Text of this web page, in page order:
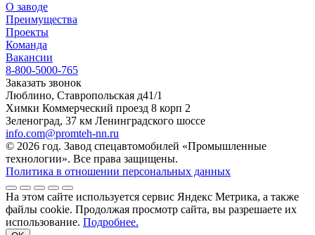
О заводе
Преимущества
Проекты
Команда
Вакансии
8-800-5000-765
Заказать звонок
Люблино, Ставропольская д41/1
Химки Коммерческий проезд 8 корп 2
Зеленоград, 37 км Ленинградского шоссе
info.com@promteh-nn.ru
© 2026 год. Завод спецавтомобилей «Промышленные
технологии». Все права защищены.
Политика в отношении персональных данных
На этом сайте используется сервис Яндекс Метрика, а также
файлы cookie. Продолжая просмотр сайта, вы разрешаете их
использование. Подробнее.